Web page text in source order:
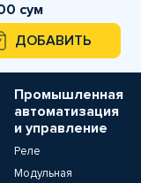
сум
ДОБАВИТЬ
Промышленная
автоматизация
и управление
Реле
Модульная